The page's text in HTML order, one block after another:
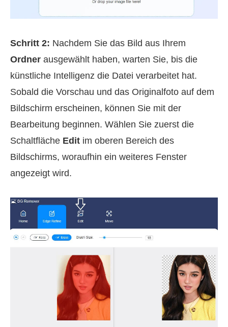
Schritt 2: Nachdem Sie das Bild aus Ihrem
Ordner ausgewählt haben, warten Sie, bis die
künstliche Intelligenz die Datei verarbeitet hat.
Sobald die Vorschau und das Originalfoto auf dem
Bildschirm erscheinen, können Sie mit der
Bearbeitung beginnen. Wählen Sie zuerst die
Schaltfläche Edit im oberen Bereich des
Bildschirms, woraufhin ein weiteres Fenster
angezeigt wird.